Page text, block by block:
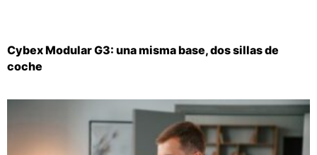
Cybex Modular G3: una misma base, dos sillas de
coche